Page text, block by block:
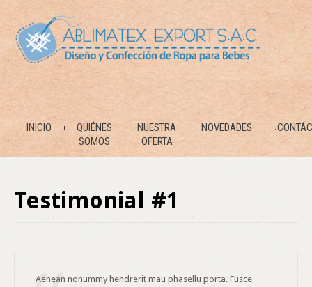
INICIO
QUIÉNES
SOMOS
NUESTRA
OFERTA
NOVEDADES
Testimonial #1
Aenean nonummy hendrerit mau phasellu porta. Fusce